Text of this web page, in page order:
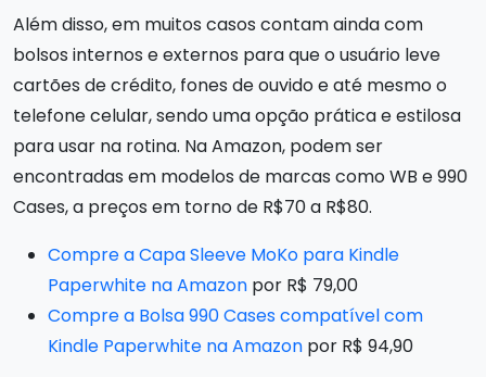
Além disso, em muitos casos contam ainda com
bolsos internos e externos para que o usuário leve
cartões de crédito, fones de ouvido e até mesmo o
telefone celular, sendo uma opção prática e estilosa
para usar na rotina. Na Amazon, podem ser
encontradas em modelos de marcas como WB e 990
Cases, a preços em torno de R$70 a R$80.
Compre a Capa Sleeve MoKo para Kindle
Paperwhite na Amazon por R$ 79,00
Compre a Bolsa 990 Cases compatível com
Kindle Paperwhite na Amazon por R$ 94,90